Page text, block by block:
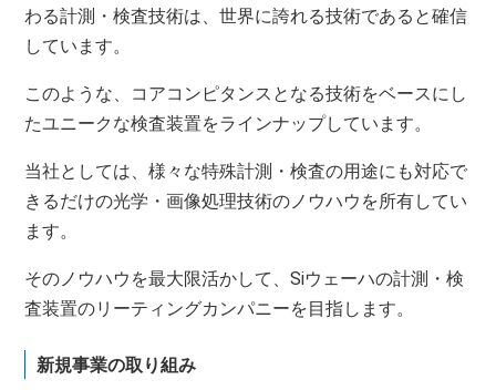
わる計測・検査技術は、世界に誇れる技術であると確信
しています。
このような、コアコンピタンスとなる技術をベースにし
たユニークな検査装置をラインナップしています。
当社としては、様々な特殊計測・検査の用途にも対応で
きるだけの光学・画像処理技術のノウハウを所有してい
ます。
そのノウハウを最大限活かして、Siウェーハの計測・検
査装置のリーティングカンパニーを目指します。
新規事業の取り組み